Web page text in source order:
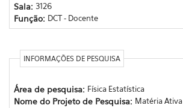
Sala: 3126
Função: DCT - Docente
INFORMAÇÕES DE PESQUISA
Área de pesquisa: Física Estatística
Nome do Projeto de Pesquisa: Matéria Ativa